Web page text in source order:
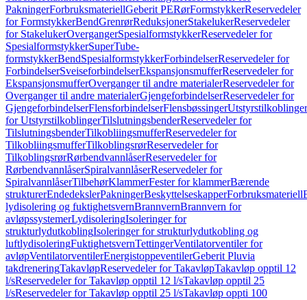
PakningerForbruksmateriellGeberit PERørFormstykkerReservedeler
for FormstykkerBendGrenrørReduksjonerStakelukerReservedeler
for StakelukerOvergangerSpesialformstykkerReservedeler for
SpesialformstykkerSuperTube-
formstykkerBendSpesialformstykkerForbindelserReservedeler for
ForbindelserSveiseforbindelserEkspansjonsmufferReservedeler for
EkspansjonsmufferOverganger til andre materialerReservedeler for
Overganger til andre materialerGjengeforbindelserReservedeler for
GjengeforbindelserFlensforbindelserFlensbøssingerUtstyrstilkoblinger
for UtstyrstilkoblingerTilslutningsbenderReservedeler for
TilslutningsbenderTilkobliingsmufferReservedeler for
TilkobliingsmufferTilkoblingsrørReservedeler for
TilkoblingsrørRørbendvannlåserReservedeler for
RørbendvannlåserSpiralvannlåserReservedeler for
SpiralvannlåserTilbehørKlammerFester for klammerBærende
strukturerEndedekslerPakningerBeskyttelseskapperForbruksmateriell
lydisolering og fuktighetsvernBrannvernBrannvern for
avløpssystemerLydisoleringIsoleringer for
strukturlydutkoblingIsoleringer for strukturlydutkobling og
luftlydisoleringFuktighetsvernTettingerVentilatorventiler for
avløpVentilatorventilerEnergistoppeventilerGeberit Pluvia
takdreneringTakavløpReservedeler for TakavløpTakavløp opptil 12
l/sReservedeler for Takavløp opptil 12 l/sTakavløp opptil 25
l/sReservedeler for Takavløp opptil 25 l/sTakavløp oppti 100